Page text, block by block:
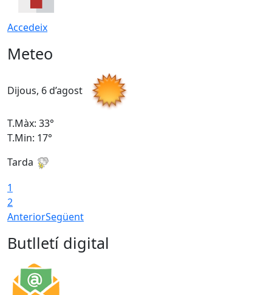
Accedeix
Meteo
Dijous, 6 d’agost
T.Màx: 33°
T.Min: 17°
Tarda
1
2
AnteriorSegüent
Butlletí digital